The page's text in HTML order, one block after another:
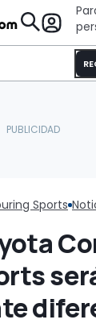
Sports